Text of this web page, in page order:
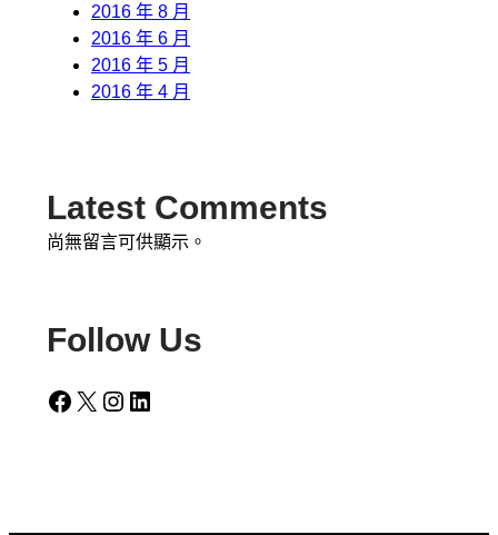
2016 年 8 月
2016 年 6 月
2016 年 5 月
2016 年 4 月
Latest Comments
尚無留言可供顯示。
Follow Us
Facebook X Instagram LinkedIn